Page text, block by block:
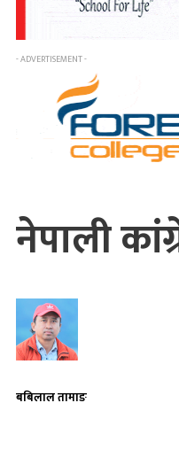
- ADVERTISEMENT -
नेपाली
बबिलाल तामाङ